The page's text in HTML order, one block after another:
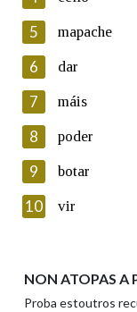
Lin e acepto
Introduce o
Texto de
Enviar
5 mapache
6 dar
7 máis
8 poder
9 botar
10 vir
NON ATOPAS A
Proba estoutros